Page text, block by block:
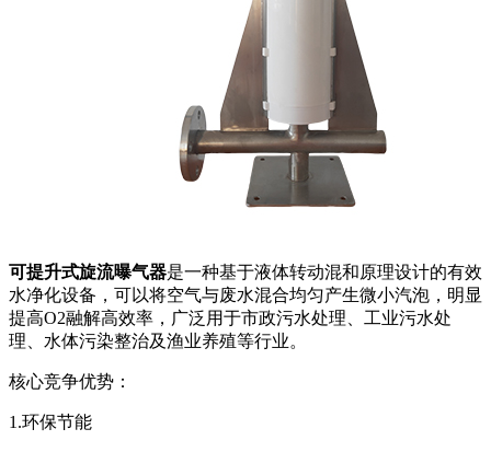
可提升式旋流曝气器是一种基于液体转动混和原理设计的有效
水净化设备，可以将空气与废水混合均匀产生微小汽泡，明显
提高O2融解高效率，广泛用于市政污水处理、工业污水处
理、水体污染整治及渔业养殖等行业。
核心竞争优势：
1.环保节能